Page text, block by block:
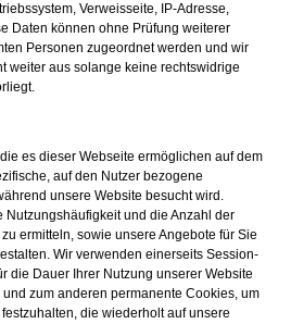
Verweisseite, IP-Adresse,
Daten können ohne Prüfung weiterer
Personen zugeordnet werden und wir
weiter aus solange keine rechtswidrige
es dieser Webseite ermöglichen auf dem
auf den Nutzer bezogene
unsere Website besucht wird.
und die Anzahl der
ermitteln, sowie unsere Angebote für Sie
Wir verwenden einerseits Session-
die Dauer Ihrer Nutzung unserer Website
zum anderen permanente Cookies, um
die wiederholt auf unsere